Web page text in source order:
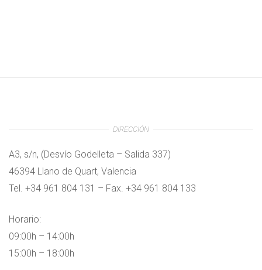
DIRECCIÓN
A3, s/n, (Desvío Godelleta – Salida 337)
46394 Llano de Quart, Valencia
Tel. +34 961 804 131 – Fax. +34 961 804 133
Horario:
09:00h – 14:00h
15:00h – 18:00h